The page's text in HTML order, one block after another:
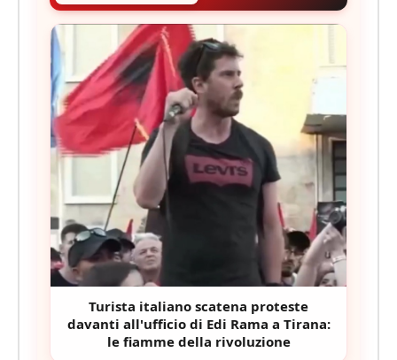
Turista italiano scatena proteste
davanti all'ufficio di Edi Rama a Tirana:
le fiamme della rivoluzione